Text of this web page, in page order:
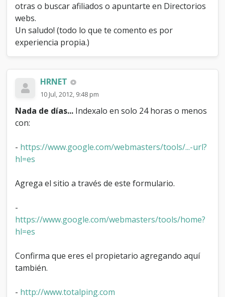
otras o buscar afiliados o apuntarte en Directorios
webs.
Un saludo! (todo lo que te comento es por
experiencia propia.)
HRNET
10 Jul, 2012, 9:48 pm
Nada de días... Indexalo en solo 24 horas o menos
con:
- https://www.google.com/webmasters/tools/...-url?
hl=es
Agrega el sitio a través de este formulario.
-
https://www.google.com/webmasters/tools/home?
hl=es
Confirma que eres el propietario agregando aquí
también.
- http://www.totalping.com